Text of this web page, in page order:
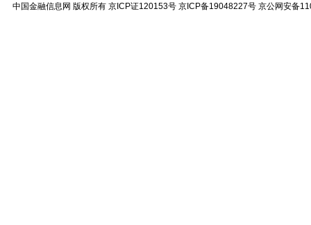
中国金融信息网 版权所有 京ICP证120153号 京ICP备19048227号 京公网安备